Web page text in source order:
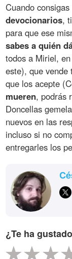
Cuando consigas
devocionarios,
para que ese
sabes a quién
todos a Miriel,
este), que vende
que los acepte
mueren, podrás
Doncellas
nuevos en las
incluso si no
entregarles los
¿Te ha